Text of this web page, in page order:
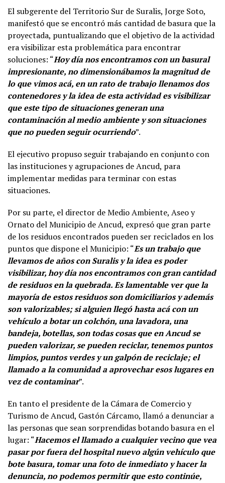
El subgerente del Territorio Sur de Suralis, Jorge Soto,
manifestó que se encontró más cantidad de basura que la
proyectada, puntualizando que el objetivo de la actividad
era visibilizar esta problemática para encontrar
soluciones: “Hoy día nos encontramos con un basural
impresionante, no dimensionábamos la magnitud de
lo que vimos acá, en un rato de trabajo llenamos dos
contenedores y la idea de esta actividad es visibilizar
que este tipo de situaciones generan una
contaminación al medio ambiente y son situaciones
que no pueden seguir ocurriendo”.
El ejecutivo propuso seguir trabajando en conjunto con
las instituciones y agrupaciones de Ancud, para
implementar medidas para terminar con estas
situaciones.
Por su parte, el director de Medio Ambiente, Aseo y
Ornato del Municipio de Ancud, expresó que gran parte
de los residuos encontrados pueden ser reciclados en los
puntos que dispone el Municipio: “Es un trabajo que
llevamos de años con Suralis y la idea es poder
visibilizar, hoy día nos encontramos con gran cantidad
de residuos en la quebrada. Es lamentable ver que la
mayoría de estos residuos son domiciliarios y además
son valorizables; si alguien llegó hasta acá con un
vehículo a botar un colchón, una lavadora, una
bandeja, botellas, son todas cosas que en Ancud se
pueden valorizar, se pueden reciclar, tenemos puntos
limpios, puntos verdes y un galpón de reciclaje; el
llamado a la comunidad a aprovechar esos lugares en
vez de contaminar”.
En tanto el presidente de la Cámara de Comercio y
Turismo de Ancud, Gastón Cárcamo, llamó a denunciar a
las personas que sean sorprendidas botando basura en el
lugar: “Hacemos el llamado a cualquier vecino que vea
pasar por fuera del hospital nuevo algún vehículo que
bote basura, tomar una foto de inmediato y hacer la
denuncia, no podemos permitir que esto continúe,